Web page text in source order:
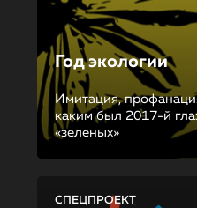
Год экологии
Имитация,
каким был 2017-й
«зеленых»
СПЕЦПРОЕКТ